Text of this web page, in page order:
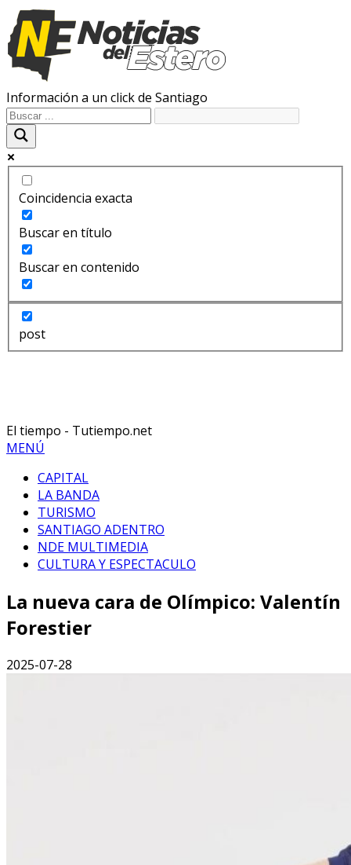
Información a un click de Santiago
Coincidencia exacta
Buscar en título
Buscar en contenido
post
El tiempo - Tutiempo.net
MENÚ
CAPITAL
LA BANDA
TURISMO
SANTIAGO ADENTRO
NDE MULTIMEDIA
CULTURA Y ESPECTACULO
La nueva cara de Olímpico: Valentín
Forestier
2025-07-28